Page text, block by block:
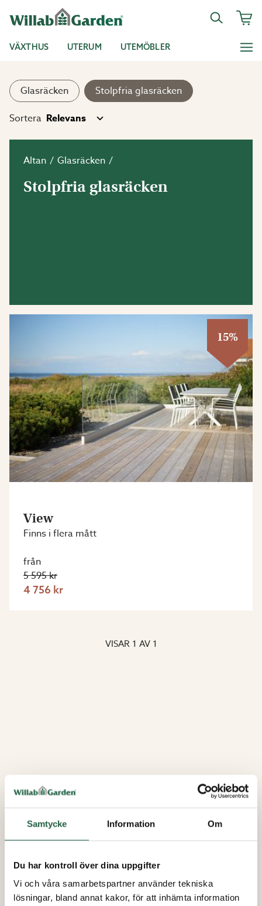
Samtycke Information Om
Du har kontroll över dina uppgifter
Vi och våra samarbetspartner använder tekniska
lösningar, bland annat kakor, för att inhämta information
VÄXTHUS UTERUM UTEMÖBLER
Glasräcken
Stolpfria glasräcken
Sortera
Altan Glasräcken
Stolpfria glasräcken
15%
View
Finns i flera mått
från
5 595 kr
4 756 kr
VISAR 1 AV 1